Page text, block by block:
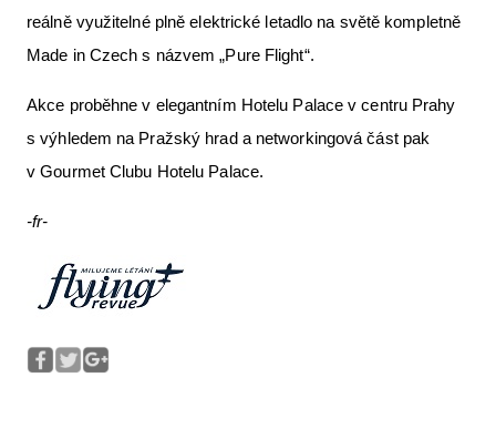
reálně využitelné plně elektrické letadlo na světě kompletně
Made in Czech s názvem „Pure Flight“.
Akce proběhne v elegantním Hotelu Palace v centru Prahy
s výhledem na Pražský hrad a networkingová část pak
v Gourmet Clubu Hotelu Palace.
-fr-